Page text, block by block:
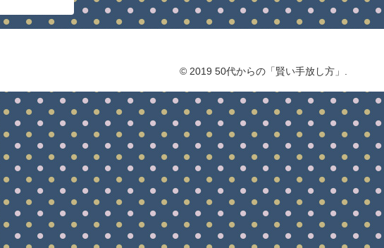
© 2019 50代からの「賢い手放し方」.